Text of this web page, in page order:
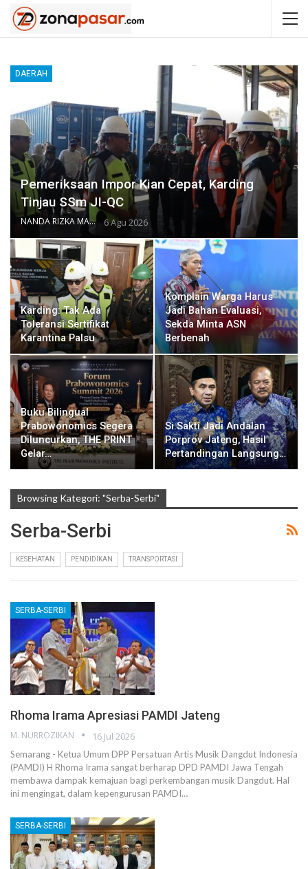
DAERAH
Pemeriksaan Impor Kian Cepat, Karding
Tinjau SSm JI-QC
NANDA RIZKA MAHENDRA 6 Agu 2026
Karding: Tak Ada
Toleransi Sertifikat
Karantina Palsu
Komplain Warga Harus
Jadi Bahan Evaluasi,
Sekda Minta ASN
Berbenah
Buku Bilingual
Prabowonomics Segera
Diluncurkan, THE PRINT
Gelar…
Si Sakti Jadi Andalan
Porprov Jateng, Hasil
Pertandingan Langsung…
Browsing Kategori: "Serba-Serbi"
Serba-Serbi
KESEHATAN PENDIDIKAN TRANSPORTASI
SERBA-SERBI
Rhoma Irama Apresiasi PAMDI Jateng
M. NURROZIKAN 16 Jul 2026
Semarang - Ketua Umum DPP Persatuan Artis Musik Dangdut Indonesia
(PAMDI) H Rhoma Irama sangat berharap DPD PAMDI Jawa Tengah
membawa dampak kemajuan bagi perkembangan musik Dangdut. Hal
ini mengingat, dalam kepengurusan PAMDI…
SERBA-SERBI